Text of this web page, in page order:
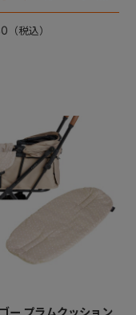
ション登場。